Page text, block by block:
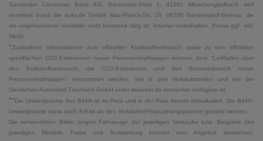
Santander Consumer Bank AG, Santander-Platz 1, 41061 Mönchengladbach wird
vermittelt durch die auto.de GmbH, Max-Planck-Str. 19, 06796 Sandersdorf-Brehna, die
als ungebundener Vermittler nicht beratend tätig ist. Irrtümer vorbehalten. Preise ggf. inkl.
MwSt.
*Zusätzliche Informationen zum offiziellen Kraftstoffverbrauch sowie zu den offiziellen
spezifischen CO2-Emissionen neuer Personenkraftwagen können dem "Leitfaden über
den Kraftstoffverbrauch, die CO2-Emissionen und den Stromverbrauch neuer
Personenkraftwagen" entnommen werden, der in den Verkaufsstellen und bei der
Deutschen Automobil Treuhand GmbH unter www.dat.de kostenfrei verfügbar ist.
**Die Umweltprämie des BAFA ist im Preis und in der Rate bereits einkalkuliert. Die BAFA-
Umweltprämie muss nach Erhalt an den Verkäufer/Finanzierungspartner gezahlt werden.
Die verwendeten Bilder zeigen Fahrzeuge der jeweiligen Verkäufer bzw. Beispiele des
jeweiligen Modells. Farbe und Ausstattung können vom Angebot abweichen.